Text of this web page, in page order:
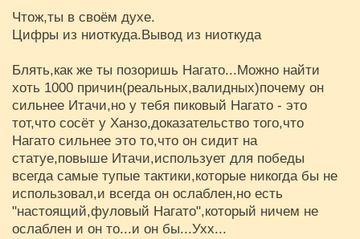
Чтож,ты в своём духе.
Цифры из ниоткуда.Вывод из ниоткуда
Блять,как же ты позоришь Нагато...Можно найти
хоть 1000 причин(реальных,валидных)почему он
сильнее Итачи,но у тебя пиковый Нагато - это
тот,что сосёт у Ханзо,доказательство того,что
Нагато сильнее это то,что он сидит на
статуе,повыше Итачи,использует для победы
всегда самые тупые тактики,которые никогда бы не
использовал,и всегда он ослаблен,но есть
"настоящий,фуловый Нагато",который ничем не
ослаблен и он то...и он бы...Ухх...